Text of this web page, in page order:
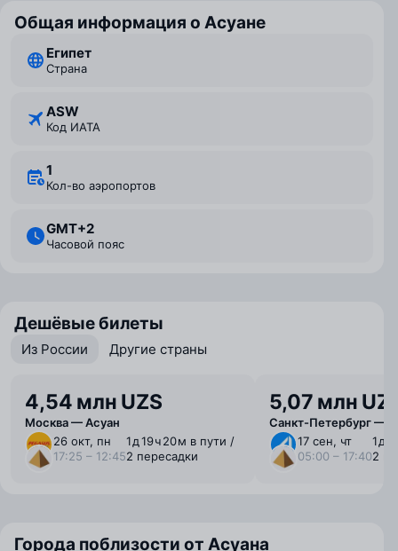
Общая информация о Асуане
Египет
Страна
ASW
Код ИАТА
1
Кол-во аэропортов
GMT+2
Часовой пояс
Дешёвые билеты
Из России Другие страны
4,54 млн UZS
Москва — Асуан
26 окт, пн
17:25 – 12:45
1 ⁠д 19 ⁠ч 20 ⁠м в пути /
2 пересадки
5,07 млн
Санкт-Петербург —
17 сен, чт
05:00 – 17:40
1 ⁠д
2
Города поблизости от Асуана